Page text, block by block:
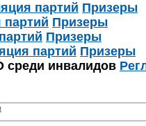
партий Призеры
партий Призеры
Призеры
партий Призеры
среди инвалидов